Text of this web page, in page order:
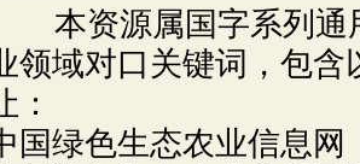
本资源属国字系列通
领域对口关键词，包含
：
国绿色生态农业信息